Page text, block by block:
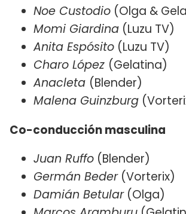
Noe Custodio (Olga &
Momi Giardina (Luzu TV)
Anita Espósito (Luzu TV)
Charo López (Gelatina)
Anacleta (Blender)
Malena Guinzburg
Co-conducción masculina
Juan Ruffo (Blender)
Germán Beder(Vorterix)
Damián Betular(Olga)